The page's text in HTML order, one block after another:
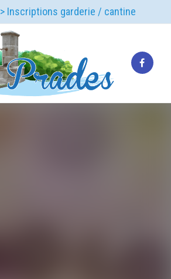
> Inscriptions garderie / cantine